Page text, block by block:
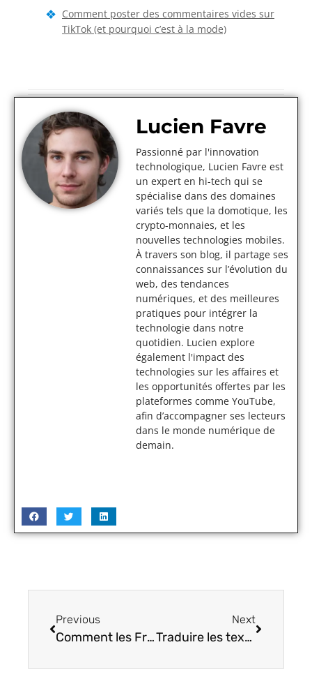
Comment poster des commentaires vides sur
TikTok (et pourquoi c’est à la mode)
Lucien Favre
Passionné par l'innovation
technologique, Lucien Favre est
un expert en hi-tech qui se
spécialise dans des domaines
variés tels que la domotique, les
crypto-monnaies, et les
nouvelles technologies mobiles.
À travers son blog, il partage ses
connaissances sur l’évolution du
web, des tendances
numériques, et des meilleures
pratiques pour intégrer la
technologie dans notre
quotidien. Lucien explore
également l'impact des
technologies sur les affaires et
les opportunités offertes par les
plateformes comme YouTube,
afin d’accompagner ses lecteurs
dans le monde numérique de
demain.
Previous
Comment les Français vivent-ils l’après-Covid ?
Next
Traduire les textes en toute facilité avec le traducteur Deepl